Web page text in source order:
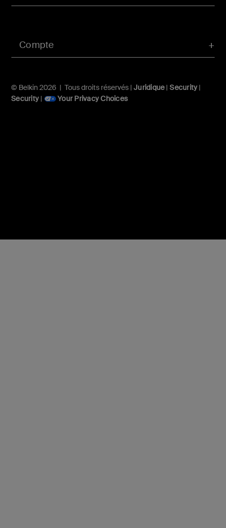
Compte
© Belkin 2026 | Tous droits réservés | Juridique|Security |
Security | Your Privacy Choices